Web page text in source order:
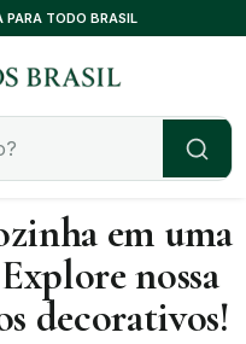
PARA TODO BRASIL
em uma
nossa
decorativos!